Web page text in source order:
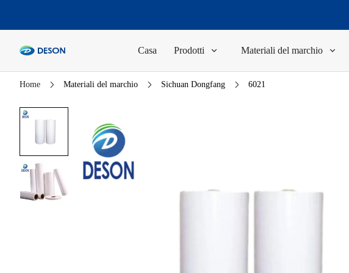
Casa Prodotti Materiali del marchio
Home Materiali del marchio Sichuan Dongfang 6021